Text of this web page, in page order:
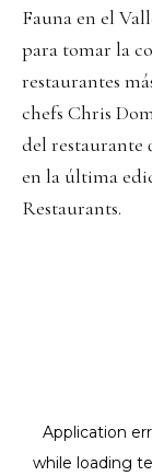
Fauna en el
para tomar la
restaurantes
chefs Chris
del restaurante
en la última
Restaurants.